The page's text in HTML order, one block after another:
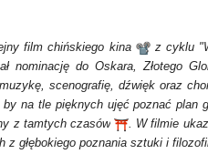
film chińskiego kina
z cyklu
nominację do Oskara, Złotego
scenografię, dźwięk oraz
na tle pięknych ujęć poznać plan
z tamtych czasów
. W filmie
z głębokiego poznania sztuki i